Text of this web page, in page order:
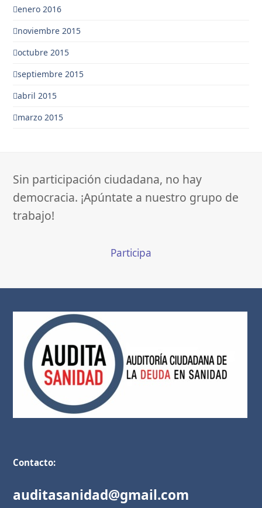
enero 2016
noviembre 2015
octubre 2015
septiembre 2015
abril 2015
marzo 2015
Sin participación ciudadana, no hay
democracia. ¡Apúntate a nuestro grupo de
trabajo!
Participa
Contacto:
auditasanidad@gmail.com